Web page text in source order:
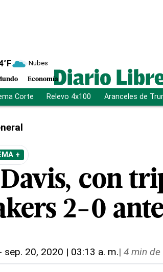
°F Nubes
Economía
Corte Relevo 4x100 Aranceles de
+
con
2-0
sep. 20, 2020 | 03:13 a. m.| 4 min de